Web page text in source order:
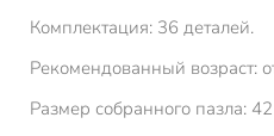
Комплектация: 36 деталей.
Рекомендованный возраст:
Размер собранного пазла: